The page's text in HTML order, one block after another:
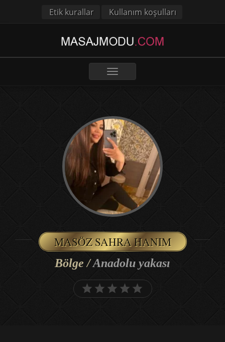
Etik kurallar Kullanım koşulları
Toggle
navigation
MASÖZ SAHRA HANIM
Bölge /Anadolu yakası